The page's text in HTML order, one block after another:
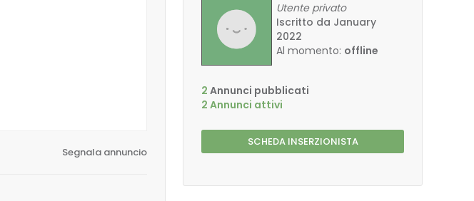
Segnala annuncio
Utente privato
Iscritto da January
2022
Al momento: offline
2 Annunci pubblicati
2 Annunci attivi
SCHEDA INSERZIONISTA